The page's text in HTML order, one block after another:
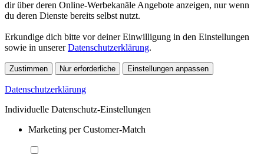
dir über deren Online-Werbekanäle Angebote anzeigen, nur wenn
du deren Dienste bereits selbst nutzt.
Erkundige dich bitte vor deiner Einwilligung in den Einstellungen
sowie in unsererDatenschutzerklärung.
Zustimmen Nur erforderliche Einstellungen anpassen
Datenschutzerklärung
Individuelle Datenschutz-Einstellungen
Marketing per Customer-Match